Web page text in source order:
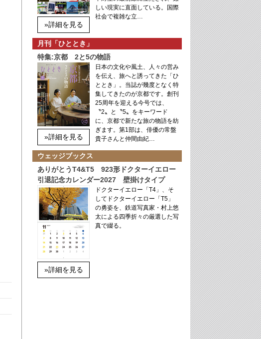
»詳細を見る
しい現実に直面している。国際
社会で複雑な立…
月刊「ひととき」
特集:京都 2と5の物語
»詳細を見る
日本の文化や風土、人々の営み
を伝え、旅へと誘ってきた「ひ
ととき」。当誌が幾度となく特
集してきたのが京都です。創刊
25周年を迎える今号では、
〝2〟と〝5〟をキーワード
に、京都で新たな旅の物語を紡
ぎます。第1部は、俳優の常盤
貴子さんと仲間由紀…
ウェッジブックス
ありがとうT4&T5 923形ドクターイエロー
引退記念カレンダー2027 壁掛けタイプ
»詳細を見る
ドクターイエロー「T4」、そ
してドクターイエロー「T5」
の勇姿を、鉄道写真家・村上悠
太による四季折々の厳選した写
真で綴る。